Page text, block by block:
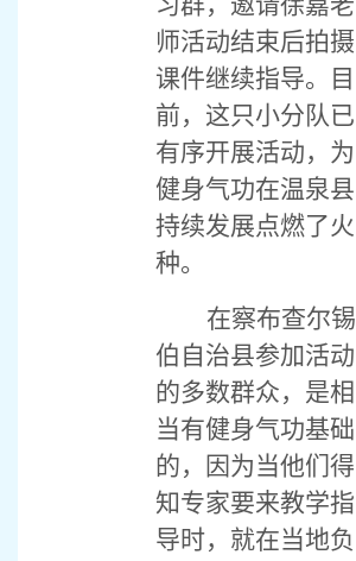
师活动结束后拍摄
课件继续指导。目
前，这只小分队已
有序开展活动，为
健身气功在温泉县
持续发展点燃了火
种。
在察布查尔锡
伯自治县参加活动
的多数群众，是相
当有健身气功基础
的，因为当他们得
知专家要来教学指
导时，就在当地负